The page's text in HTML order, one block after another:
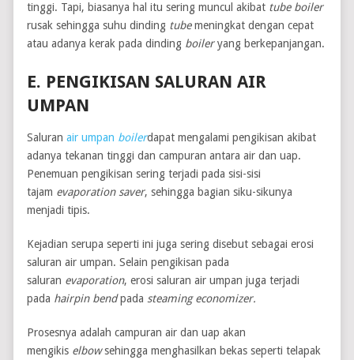
tinggi. Tapi, biasanya hal itu sering muncul akibat tube boiler
rusak sehingga suhu dinding tubemeningkat dengan cepat
atau adanya kerak pada dinding boileryang berkepanjangan.
E. PENGIKISAN SALURAN AIR
UMPAN
Saluranair umpan boilerdapat mengalami pengikisan akibat
adanya tekanan tinggi dan campuran antara air dan uap.
Penemuan pengikisan sering terjadi pada sisi-sisi
tajam evaporation saver, sehingga bagian siku-sikunya
menjadi tipis.
Kejadian serupa seperti ini juga sering disebut sebagai erosi
saluran air umpan. Selain pengikisan pada
saluran evaporation, erosi saluran air umpan juga terjadi
pada hairpin bendpadasteaming economizer.
Prosesnya adalah campuran air dan uap akan
mengikis elbowsehingga menghasilkan bekas seperti telapak